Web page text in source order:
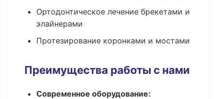
Ортодонтическое лечение брекетами и
элайнерами
Протезирование коронками и мостами
Преимущества работы с нами
Современное оборудование: